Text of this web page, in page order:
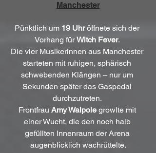
Manchester
Pünktlich um 19 Uhr öffnete sich der
Vorhang für Witch Fever.
Die vier Musikerinnen aus Manchester
starteten mit ruhigen, sphärisch
schwebenden Klängen – nur um
Sekunden später das Gaspedal
durchzutreten.
Frontfrau Amy Walpole growlte mit
einer Wucht, die den noch halb
gefüllten Innenraum der Arena
augenblicklich wachrüttelte.